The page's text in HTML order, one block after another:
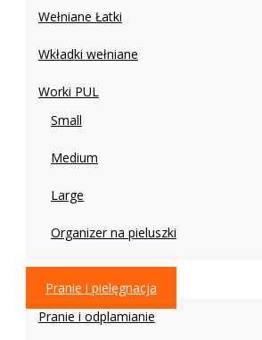
Wełniane Łatki
Wkładki wełniane
Worki PUL
Small
Medium
Large
Organizer na pieluszki
Pranie i pielęgnacja
Pranie i odplamianie